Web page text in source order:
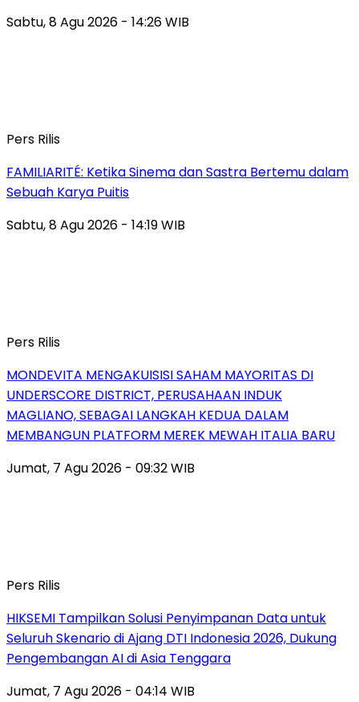
Sabtu, 8 Agu 2026 - 14:26 WIB
Pers Rilis
FAMILIARITÉ: Ketika Sinema dan Sastra Bertemu dalam
Sebuah Karya Puitis
Sabtu, 8 Agu 2026 - 14:19 WIB
Pers Rilis
MONDEVITA MENGAKUISISI SAHAM MAYORITAS DI
UNDERSCORE DISTRICT, PERUSAHAAN INDUK
MAGLIANO, SEBAGAI LANGKAH KEDUA DALAM
MEMBANGUN PLATFORM MEREK MEWAH ITALIA BARU
Jumat, 7 Agu 2026 - 09:32 WIB
Pers Rilis
HIKSEMI Tampilkan Solusi Penyimpanan Data untuk
Seluruh Skenario di Ajang DTI Indonesia 2026, Dukung
Pengembangan AI di Asia Tenggara
Jumat, 7 Agu 2026 - 04:14 WIB